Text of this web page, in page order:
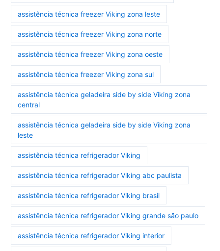
assistência técnica freezer Viking zona leste
assistência técnica freezer Viking zona norte
assistência técnica freezer Viking zona oeste
assistência técnica freezer Viking zona sul
assistência técnica geladeira side by side Viking zona
central
assistência técnica geladeira side by side Viking zona
leste
assistência técnica refrigerador Viking
assistência técnica refrigerador Viking abc paulista
assistência técnica refrigerador Viking brasil
assistência técnica refrigerador Viking grande são paulo
assistência técnica refrigerador Viking interior